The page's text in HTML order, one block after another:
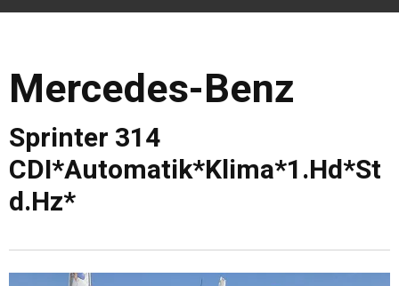
Mercedes-Benz
Sprinter 314
CDI*Automatik*Klima*1.Hd*St
d.Hz*